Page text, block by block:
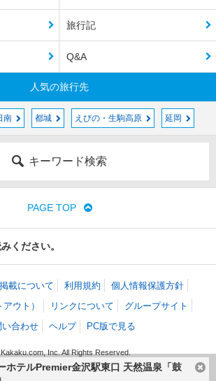
ホテルPremier金沢駅東口 天然温泉「鼓
旅行記
Q&A
人気の旅行先
南 都城 えびの・生駒高原 延岡
キーワード検索
PAGE TOP
ください。
載について 利用規約
個人情報保護方針
ウト）
リンクについて
グループサイト
い合わせ
ヘルプ PC版で見る
Inc. All Rights Reserved.
べてのコンテンツの無断複写・転載・公衆送信等を禁じま